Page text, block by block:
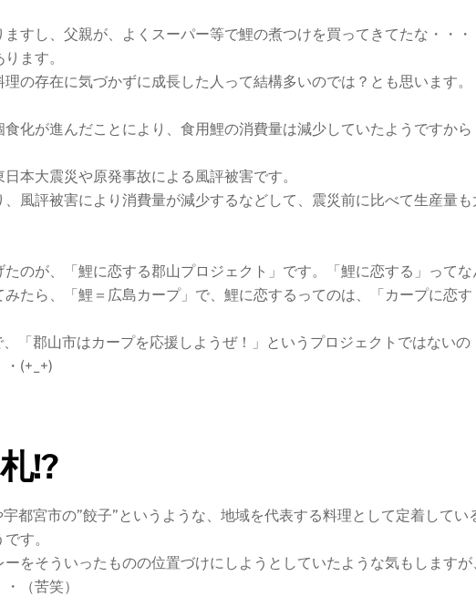
すし、父親が、よくスーパー等で鯉の煮つけを買ってきてたな・・・
ます。
の存在に気づかずに成長した人って結構多いのでは？とも思います。
化が進んだことにより、食用鯉の消費量は減少していたようですから
本大震災や原発事故による風評被害です。
風評被害により消費量が減少するなどして、震災前に比べて生産量も
のが、「鯉に恋する郡山プロジェクト」です。「鯉に恋する」ってな
たら、「鯉＝広島カープ」で、鯉に恋するってのは、「カープに恋す
「郡山市はカープを応援しようぜ！」というプロジェクトではないの
(+_+)
!?
都宮市の”餃子”というような、地域を代表する料理として定着してい
す。
をそういったものの位置づけにしようとしていたような気もしますが
（苦笑）